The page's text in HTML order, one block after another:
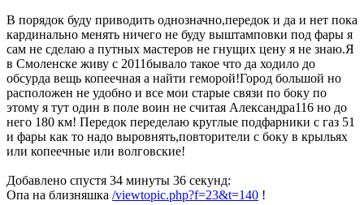
В порядок буду приводить однозначно,передок и да и нет пока
кардинально менять ничего не буду выштамповки под фары я
сам не сделаю а путных мастеров не гнущих цену я не знаю.Я
в Смоленске живу с 2011бывало такое что да ходило до
обсурда вещь копеечная а найти геморой!Город большой но
расположен не удобно и все мои старые связи по боку по
этому я тут один в поле воин не считая Александра116 но до
него 180 км! Передок переделаю круглые подфарники с газ 51
и фары как то надо выровнять,повторители с боку в крыльях
или копеечные или волговские!
Добавлено спустя 34 минуты 36 секунд:
Опа на близняшка /viewtopic.php?f=23&t=140 !